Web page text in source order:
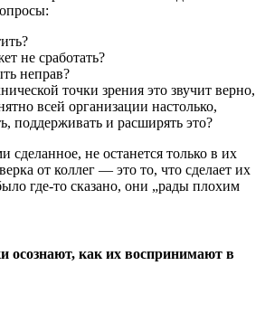
не сработать?
неправ?
точки зрения это звучит верно,
всей организации настолько,
поддерживать и расширять это?
не останется только в их
от коллег — это то, что сделает их
где-то сказано, они „рады плохим
осознают, как их воспринимают в